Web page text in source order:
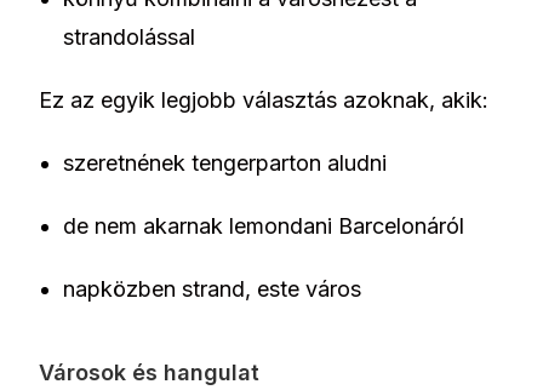
strandolással
Ez az egyik legjobb választás azoknak, akik:
szeretnének tengerparton aludni
de nem akarnak lemondani Barcelonáról
napközben strand, este város
Városok és hangulat